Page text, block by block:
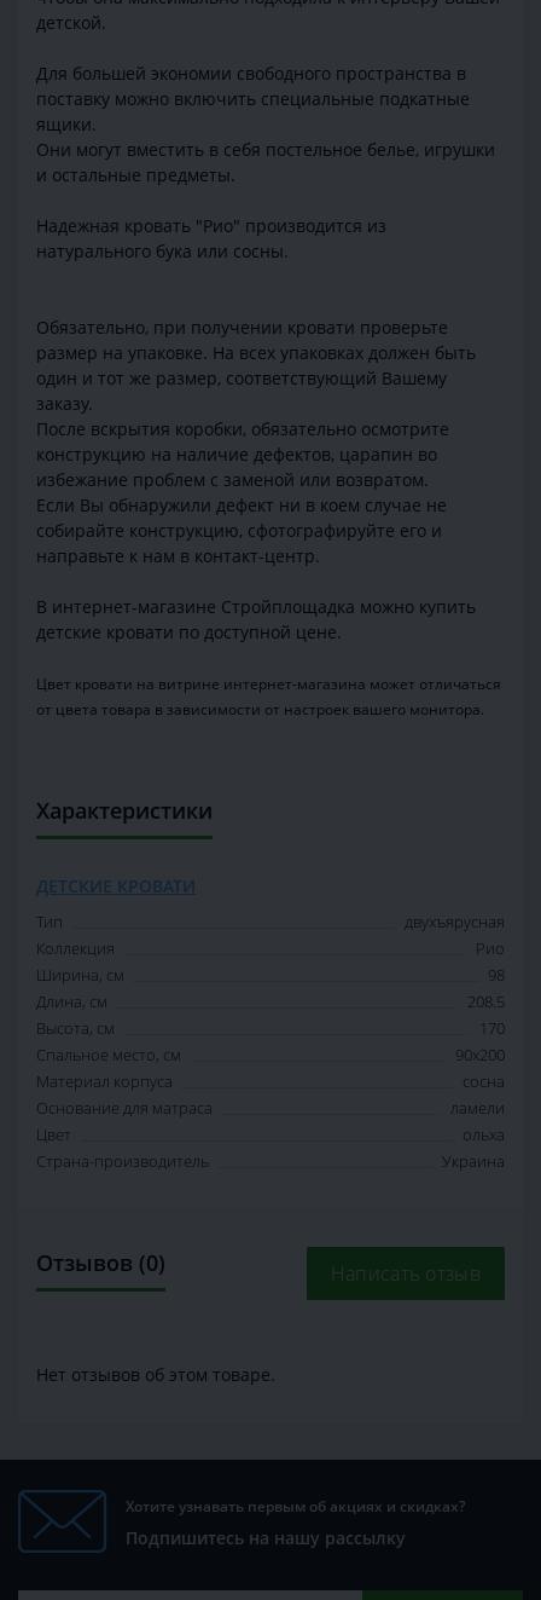
детской.
Для большей экономии свободного пространства в
поставку можно включить специальные подкатные
ящики.
Они могут вместить в себя постельное белье, игрушки
и остальные предметы.
Надежная кровать "Рио" производится из
натурального бука или сосны.
Обязательно, при получении кровати проверьте
размер на упаковке. На всех упаковках должен быть
один и тот же размер, соответствующий Вашему
заказу.
После вскрытия коробки, обязательно осмотрите
конструкцию на наличие дефектов, царапин во
избежание проблем с заменой или возвратом.
Если Вы обнаружили дефект ни в коем случае не
собирайте конструкцию, сфотографируйте его и
направьте к нам в контакт-центр.
В интернет-магазине Стройплощадка можно купить
детские кровати по доступной цене.
Цвет кровати на витрине интернет-магазина может отличаться
от цвета товара в зависимости от настроек вашего монитора.
Характеристики
ДЕТСКИЕ КРОВАТИ
Тип
двухъярусная
Коллекция
Рио
Ширина, см
98
Длина, см
208.5
Высота, см
170
Спальное место, см
90x200
Материал корпуса
сосна
Основание для матраса
ламели
Цвет
ольха
Страна-производитель
Украина
Отзывов (0) Написать отзыв
Нет отзывов об этом товаре.
Хотите узнавать первым об акциях и скидках?
Подпишитесь на нашу рассылку